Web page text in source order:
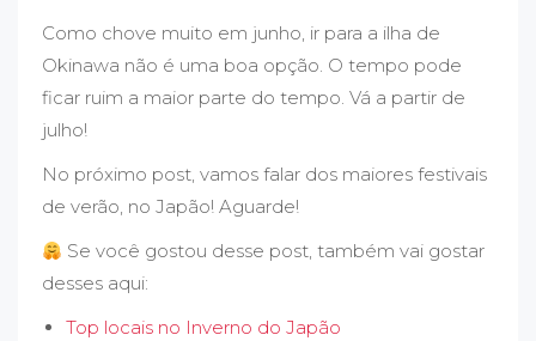
Como chove muito em junho, ir para a ilha de
Okinawa não é uma boa opção. O tempo pode
ficar ruim a maior parte do tempo. Vá a partir de
julho!
No próximo post, vamos falar dos maiores festivais
de verão, no Japão! Aguarde!
Se você gostou desse post, também vai gostar
desses aqui:
Top locais no Inverno do Japão